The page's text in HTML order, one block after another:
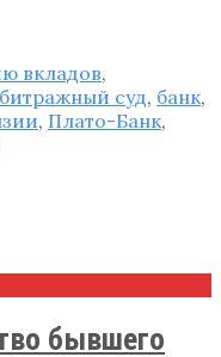
вкладов,
суд, банк,
, Плато-Банк,
бывшего